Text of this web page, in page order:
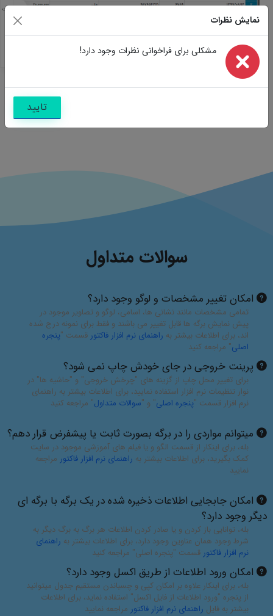
مشخصات
مشابه
سوالات متداول
امکان تغییر مشخصات و لوگو وجود دارد؟
تمامی مشخصات مانند نشانی ها، اسامی، لوگو و تصاویر موجود در
پیش نمایش برگه ها قابل تغییر می باشند و فقط برای نمونه درج شده
اند، برای اطلاعات بیشتر به راهنمای نرم افزار فاکتور قسمت "پنجره
اصلی" مراجعه کنید
پرینت خروجی در جای خودش چاپ نمی شود؟
برای تغییر محل چاپ از گزینه های "چرخش خروجی" و "حاشیه ها" در
نوار تنظیمات نرم افزار استفاده نمایید، برای اطلاعات بیشتر به راهنمای
نرم افزار قسمت "پنجره اصلی" و "سوالات متداول" مراجعه کنید
میتوانم مواردی را در برگه بصورت ثابت یا پیشفرض قرار دهم؟
بله، برای اینکار از قسمت الگو و یا فیلم های آموزشی موجود در سایت
کمک بگیرید، برای اطلاعات بیشتر به راهنمای نرم افزار فاکتور مراجعه
نمایید
امکان جابجایی اطلاعات ذخیره شده در یک برگه با برگه ای
دیگر وجود دارد؟
بله، توانایی باز کردن و یا صادر کردن اطلاعات هر برگ به برگ دیگر به
شرط وجود همان عناوین وجود دارد، برای اطلاعات بیشتر به راهنمای
نرم افزار فاکتور قسمت "پنجره اصلی" مراجعه کنید
امکان ورود اطلاعات از طریق اکسل وجود دارد؟
بله، برای اینکار علاوه بر امکان کپی و چسباندن مستقیم جدول میتوانید
از پنجره "ورود اطلاعات از فایل اکسل" استفاده نماید، برای اطلاعات
بیشتر به فایل راهنمای نرم افزار فاکتور مراجعه نمایید
نمایش نظرات
مشکلی برای فراخوانی نظرات وجود دارد!
تایید